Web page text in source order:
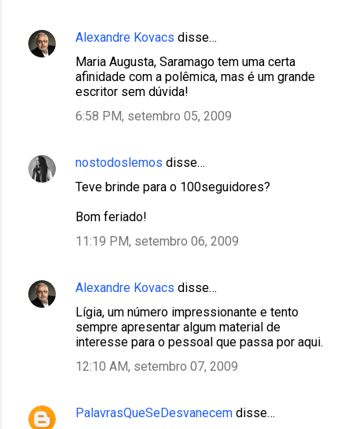
Alexandre Kovacs disse…
Maria Augusta, Saramago tem uma certa
afinidade com a polêmica, mas é um grande
escritor sem dúvida!
6:58 PM, setembro 05, 2009
nostodoslemos disse…
Teve brinde para o 100seguidores?
Bom feriado!
11:19 PM, setembro 06, 2009
Alexandre Kovacs disse…
Lígia, um número impressionante e tento
sempre apresentar algum material de
interesse para o pessoal que passa por aqui.
12:10 AM, setembro 07, 2009
PalavrasQueSeDesvanecem disse…